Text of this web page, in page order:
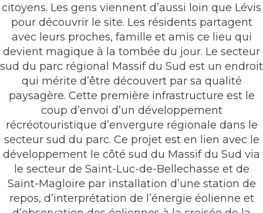
citoyens. Les gens viennent d’aussi loin que Lévis
pour découvrir le site. Les résidents partagent
avec leurs proches, famille et amis ce lieu qui
devient magique à la tombée du jour. Le secteur
sud du parc régional Massif du Sud est un endroit
qui mérite d’être découvert par sa qualité
paysagère. Cette première infrastructure est le
coup d’envoi d’un développement
récréotouristique d’envergure régionale dans le
secteur sud du parc. Ce projet est en lien avec le
développement le côté sud du Massif du Sud via
le secteur de Saint-Luc-de-Bellechasse et de
Saint-Magloire par installation d’une station de
repos, d’interprétation de l’énergie éolienne et